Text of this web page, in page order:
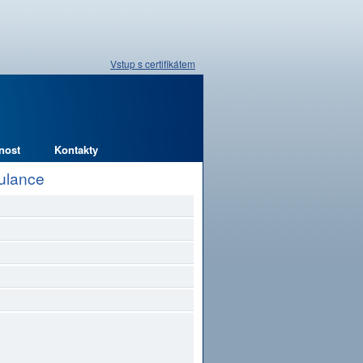
Vstup s certifikátem
Kontakty